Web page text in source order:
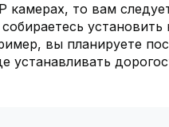
то вам
установить
вы планируете
устанавливать